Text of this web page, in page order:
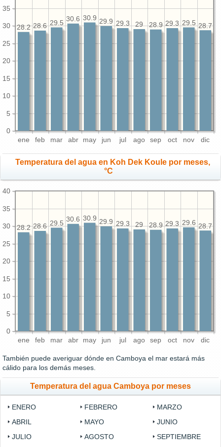
ene feb mar abr may jun jul ago sep oct nov dic
0
5
10
15
20
25
30
35
28.7
29.5
29.3
28.9
29
29.3
29.9
30.9
30.6
29.5
28.6
28.2
Temperatura del agua en Koh Dek Koule por meses,
°C
ene feb mar abr may jun jul ago sep oct nov dic
0
5
10
15
20
25
30
35
40
28.7
29.6
29.3
28.9
29
29.3
29.9
30.9
30.6
29.5
28.6
28.2
También puede averiguar dónde en Camboya el mar estará más
cálido para los demás meses.
Temperatura del agua Camboya por meses
ENERO FEBRERO
MARZO
ABRIL
MAYO
JUNIO
JULIO
AGOSTO
SEPTIEMBRE